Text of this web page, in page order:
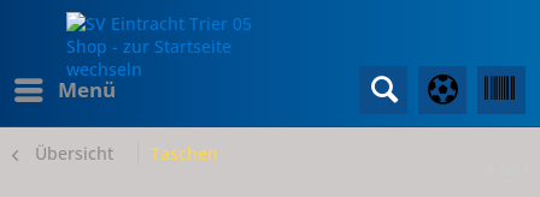
Menü
Übersicht Taschen